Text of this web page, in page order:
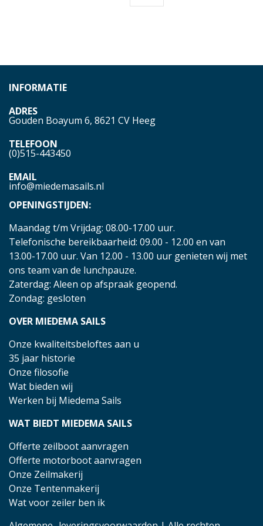
INFORMATIE
ADRES
Gouden Boayum 6, 8621 CV Heeg
TELEFOON
(0)515-443450
EMAIL
info@miedemasails.nl
OPENINGSTIJDEN:
Maandag t/m Vrijdag: 08.00-17.00 uur.
Telefonische bereikbaarheid: 09.00 - 12.00 en van
13.00-17.00 uur. Van 12.00 - 13.00 uur genieten wij met
ons team van de lunchpauze.
Zaterdag: Aleen op afspraak geopend.
Zondag: gesloten
OVER MIEDEMA SAILS
Onze kwaliteitsbeloftes aan u
35 jaar historie
Onze filosofie
Wat bieden wij
Werken bij Miedema Sails
WAT BIEDT MIEDEMA SAILS
Offerte zeilboot aanvragen
Offerte motorboot aanvragen
Onze Zeilmakerij
Onze Tentenmakerij
Wat voor zeiler ben ik